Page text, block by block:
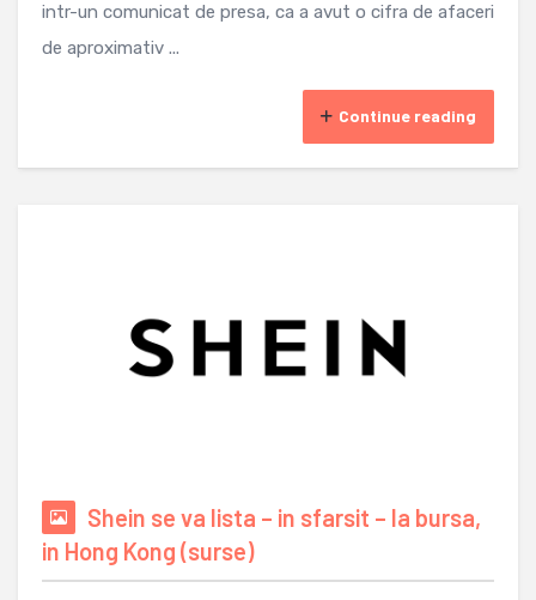
intr-un comunicat de presa, ca a avut o cifra de afaceri
de aproximativ ...
Continue reading
Shein se va lista – in sfarsit – la bursa,
in Hong Kong (surse)